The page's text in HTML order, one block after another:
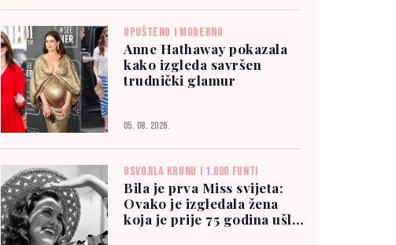
OPUŠTENO I MODERNO
Anne Hathaway pokazala
kako izgleda savršen
trudnički glamur
05. 08. 2026.
OSVOJILA KRUNU I 1.000 FUNTI
Bila je prva Miss svijeta:
Ovako je izgledala žena
koja je prije 75 godina ušla